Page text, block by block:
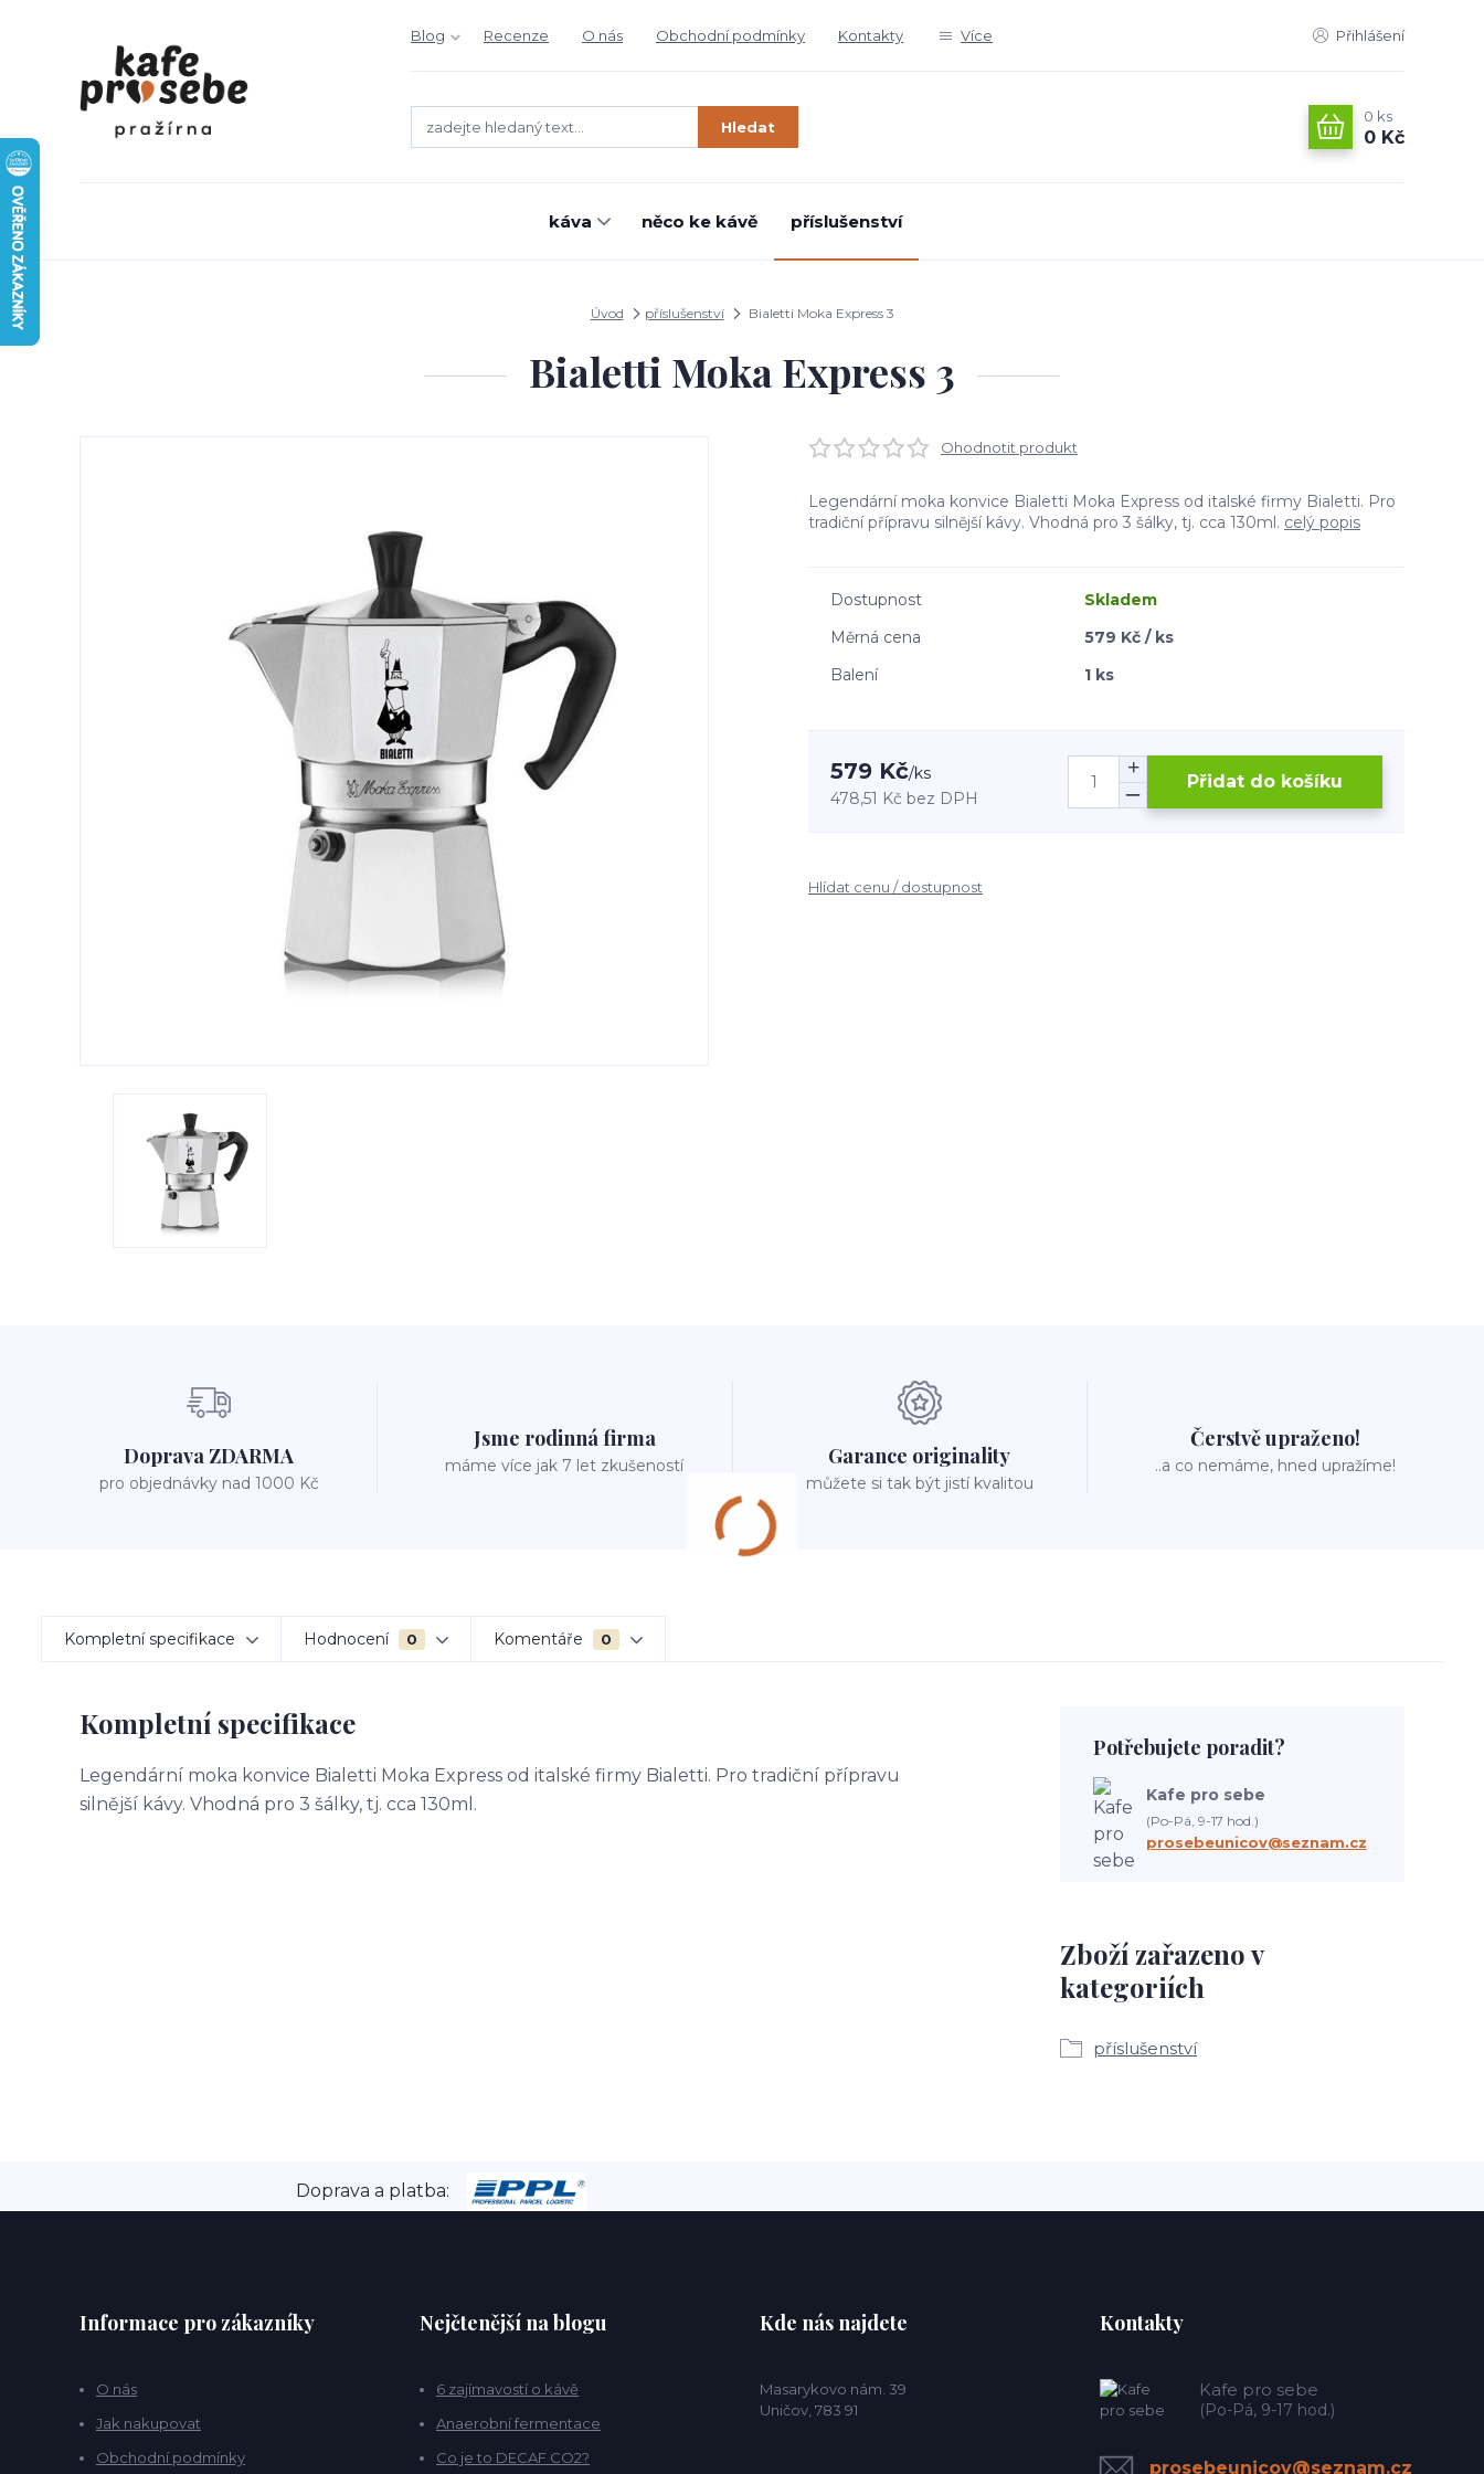
Blog Recenze O nás Obchodní podmínky Kontakty Více Přihlášení
Hledat
0 ks
0 Kč
káva něco ke kávě příslušenství
Úvod příslušenství Bialetti Moka Express 3
Bialetti Moka Express 3
Ohodnotit produkt
Legendární moka konvice Bialetti Moka Express od italské firmy Bialetti. Pro
tradiční přípravu silnější kávy. Vhodná pro 3 šálky, tj. cca 130ml. celý popis
Dostupnost
Skladem
Měrná cena
579 Kč / ks
Balení
1 ks
579 Kč/ks
478,51 Kč bez DPH
Přidat do košíku
Hlídat cenu / dostupnost
Doprava ZDARMA
pro objednávky nad 1000 Kč
Jsme rodinná firma
máme více jak 7 let zkušeností Garance originality
můžete si tak být jistí kvalitou
Čerstvě upraženo!
..a co nemáme, hned upražíme!
Kompletní specifikace Hodnocení 0 Komentáře 0
Kompletní specifikace
Legendární moka konvice Bialetti Moka Express od italské firmy Bialetti. Pro tradiční přípravu
silnější kávy. Vhodná pro 3 šálky, tj. cca 130ml.
Zboží zařazeno v
kategoriích
příslušenství
Potřebujete poradit?
Kafe pro sebe
(Po-Pá, 9-17 hod.)
prosebeunicov@seznam.cz
Doprava a platba:
Informace pro zákazníky
O nás
Jak nakupovat
Obchodní podmínky
Nejčtenější na blogu
6 zajímavostí o kávě
Anaerobní fermentace
Co je to DECAF CO2?
Kde nás najdete
Masarykovo nám. 39
Uničov, 783 91
Kontakty
Kafe pro sebe
(Po-Pá, 9-17 hod.)
prosebeunicov@seznam.cz